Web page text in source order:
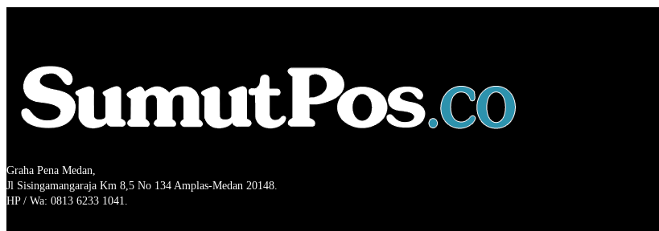
Graha Pena Medan,
Jl Sisingamangaraja Km 8,5 No 134 Amplas-Medan 20148.
HP / Wa: 0813 6233 1041.